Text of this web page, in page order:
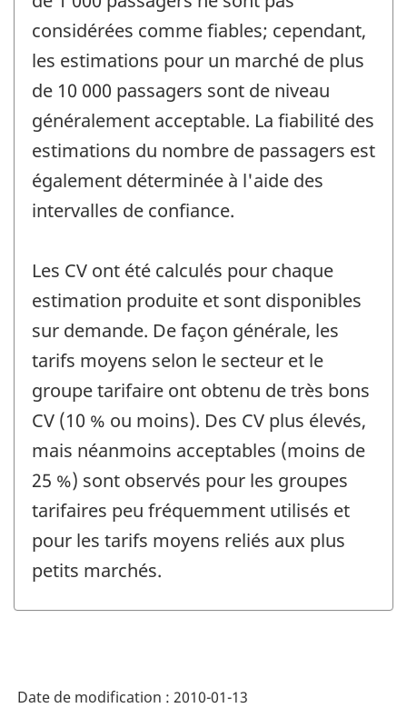
considérées comme fiables; cependant,
les estimations pour un marché de plus
de 10 000 passagers sont de niveau
généralement acceptable. La fiabilité des
estimations du nombre de passagers est
également déterminée à l'aide des
intervalles de confiance.
Les CV ont été calculés pour chaque
estimation produite et sont disponibles
sur demande. De façon générale, les
tarifs moyens selon le secteur et le
groupe tarifaire ont obtenu de très bons
CV (10 % ou moins). Des CV plus élevés,
mais néanmoins acceptables (moins de
25 %) sont observés pour les groupes
tarifaires peu fréquemment utilisés et
pour les tarifs moyens reliés aux plus
petits marchés.
Date de modification : 2010-01-13